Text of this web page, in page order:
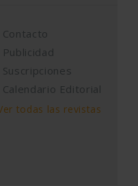
Contacto
Publicidad
Suscripciones
Calendario Editorial
todas las revistas